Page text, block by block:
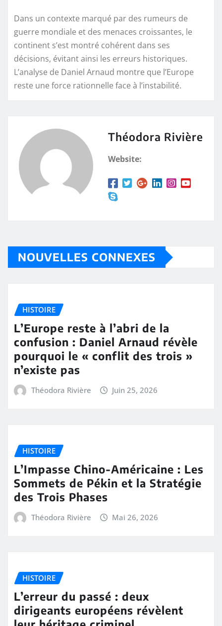
Dans un contexte marqué par des rumeurs de
guerre mondiale et des menaces croissantes, le
continent s’est montré cohérent dans ses
décisions, évitant ainsi les erreurs historiques.
L’analyse de Daniel Arnaud montre que l’Europe
reste une force rationnelle face à l’instabilité.
Théodora Rivière
Website:
NOUVELLES CONNEXES
HISTOIRE
L’Europe reste à l’abri de la
confusion : Daniel Arnaud révèle
pourquoi le « conflit des trois »
n’existe pas
Théodora Rivière Juin 25, 2026
HISTOIRE
L’Impasse Chino-Américaine : Les
Sommets de Pékin et la Stratégie
des Trois Phases
Théodora Rivière Mai 26, 2026
HISTOIRE
L’erreur du passé : deux
dirigeants européens révèlent